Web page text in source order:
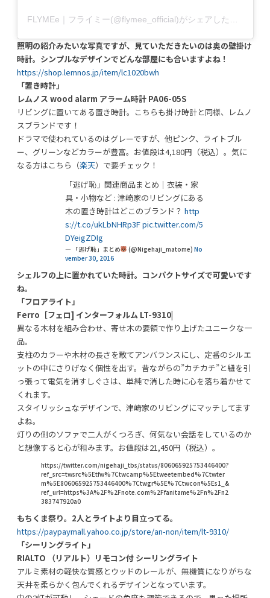
照明の紹介みたいな写真ですが、見ていただきたいのは奥の壁掛け
時計。シンプルなデザインでどんな部屋にも合いますよね！
https://shop.lemnos.jp/item/lc1020bwh
「置き時計」
レムノス wood alarm アラーム時計 PA06-05S
リビングに置いてある置き時計。こちらも掛け時計と同様、レムノ
スブランドです！
ドラマで使われているのはグレーですが、他ピンク、ライトブル
ー、グリーンなどカラーが豊富。お値段は4,180円（税込）。気に
なる方はこちら（楽天）で要チェック！
「逃げ恥」関連商品まとめ｜衣装・家
具・小物など : 津崎家のリビングにある
木の置き時計はどこのブランド？ http
s://t.co/ukLbNHRp3Fpic.twitter.com/5
DYeigZDIg
— 「逃げ恥」まとめ (@Nigehaji_matome) No
vember 30, 2016
シェルフの上に置かれていた時計。コンパクトサイズで可愛いです
ね。
「フロアライト」
Ferro［フェロ] インターフォルム LT-9310|
異なる木材を組み合わせ、寄せ木の要領で作り上げたユニークな一
品。
支柱のカラーや木材の長さを敢てアンバランスにし、定番のシルエ
ットの中にさりげなく個性を出す。昔ながらの”カチカチ”と紐を引
っ張って電気を消すしぐさは、単純で消した時に心を落ち着かせて
くれます。
スタイリッシュなデザインで、津崎家のリビングにマッチしてます
よね。
灯りの側のソファで二人がくつろぎ、何気ない会話をしているのか
と想像すると心が和みます。お値段は21,450円（税込）。
https://twitter.com/nigehaji_tbs/status/806065925753446400?
ref_src=twsrc%5Etfw%7Ctwcamp%5Etweetembed%7Ctwter
m%5E806065925753446400%7Ctwgr%5E%7Ctwcon%5Es1_&
ref_url=https%3A%2F%2Fnote.com%2Ffanitame%2Fn%2Fn2
383747920a0
もちくま祭り。2人とライトより目立ってる。
https://paypaymall.yahoo.co.jp/store/an-non/item/lt-9310/
「シーリングライト」
RIALTO （リアルト）リモコン付 シーリングライト
アルミ素材の軽快な質感とウッドのレールが、無機質になりがちな
天井を柔らかく包んでくれるデザインとなっています。